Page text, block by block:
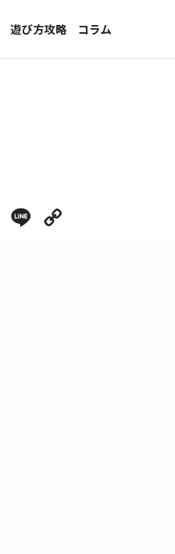
遊び方攻略
コラム
インタビュー
X Line